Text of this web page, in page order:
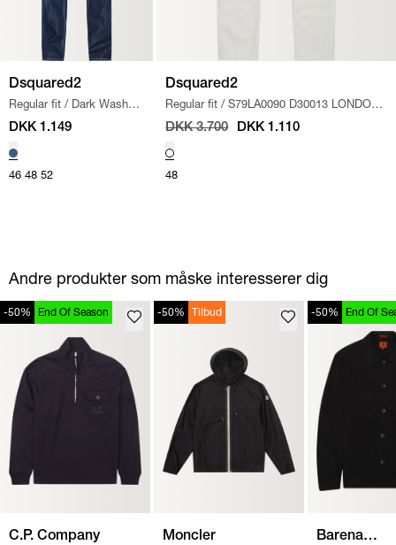
Dsquared2
Regular fit / Dark Wash
Jeans / DENIM
DKK 1.149
46 48 52
Dsquared2
Regular fit / S79LA0090 D30013 LONDON
BRO J / OFF WHITE
DKK 3.700 DKK 1.110
48
Andre produkter som måske interesserer dig
-50% End Of Season
C.P. Company
-50% Tilbud
Moncler
-50% End Of
Barena